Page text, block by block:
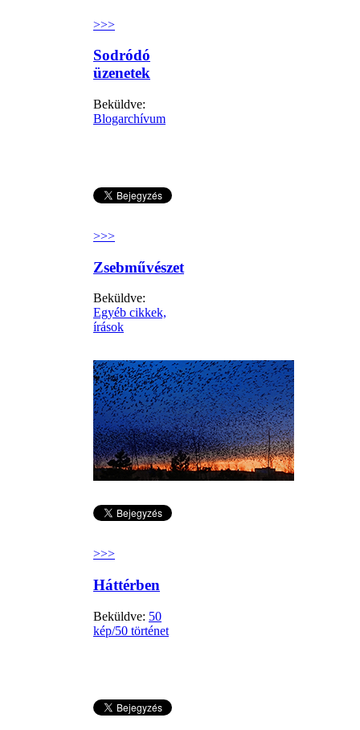
>>>
Sodródó
üzenetek
Beküldve:
Blogarchívum
>>>
Zsebművészet
Beküldve:
Egyéb cikkek,
írások
>>>
Háttérben
Beküldve: 50
kép/50 történet